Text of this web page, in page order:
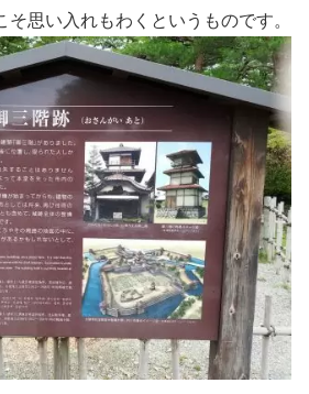
思い入れもわくというものです。